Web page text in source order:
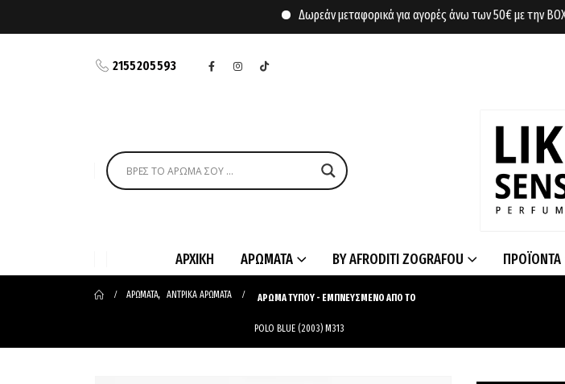
Δωρεάν μεταφορικά για αγορές άνω των 50€ με την BOX NOW
2155205593
ΑΡΧΙΚΗ ΑΡΩΜΑΤΑ BY AFRODITI ZOGRAFOU ΠΡΟΪΟΝΤΑ
ΑΡΩΜΑΤΑ, ΑΝΤΡΙΚΑ ΑΡΩΜΑΤΑ ΑΡΩΜΑ ΤΥΠΟΥ - ΕΜΠΝΕΥΣΜΕΝΟ ΑΠΟ ΤΟ
POLO BLUE (2003) M313